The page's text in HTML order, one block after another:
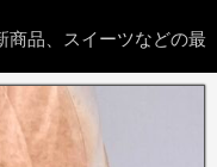
商品、スイーツなどの最